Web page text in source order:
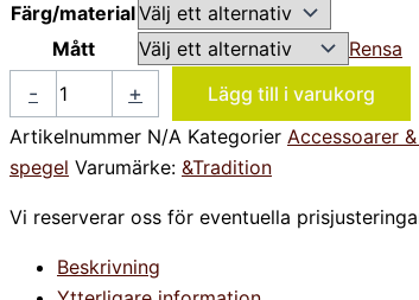
Färg/material
Mått
Rensa
- +
Lägg till i varukorg
Artikelnummer N/A Kategorier Accessoarer
spegel Varumärke: &Tradition
Vi reserverar oss för eventuella
Beskrivning